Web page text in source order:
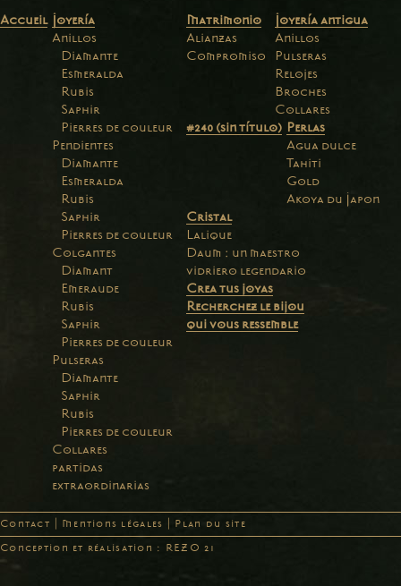
Accueil Joyería
Anillos
Diamante
Esmeralda
Rubis
Saphir
Pierres de couleur
Pendientes
Diamante
Esmeralda
Rubis
Saphir
Pierres de couleur
Colgantes
Diamant
Emeraude
Rubis
Saphir
Pierres de couleur
Pulseras
Diamante
Saphir
Rubis
Pierres de couleur
Collares
partidas
extraordinarias
Matrimonio
Alianzas
Compromiso
Joyería antigua
Anillos
Pulseras
Relojes
Broches
Collares
#240 (sin título) Perlas
Agua dulce
Tahiti
Gold
Akoya du Japon
Cristal
Lalique
Daum : un maestro
vidriero legendario
Crea tus joyas
Recherchez le bijou
qui vous ressemble
Contact Mentions légales Plan du site
Conception et réalisation : REZO 21